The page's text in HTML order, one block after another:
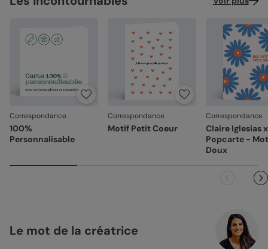
Correspondance
100%
Personnalisable
Correspondance
Motif Petit Coeur
Correspondance
Claire Iglesias x
Popcarte -
Doux
Le mot de la créatrice